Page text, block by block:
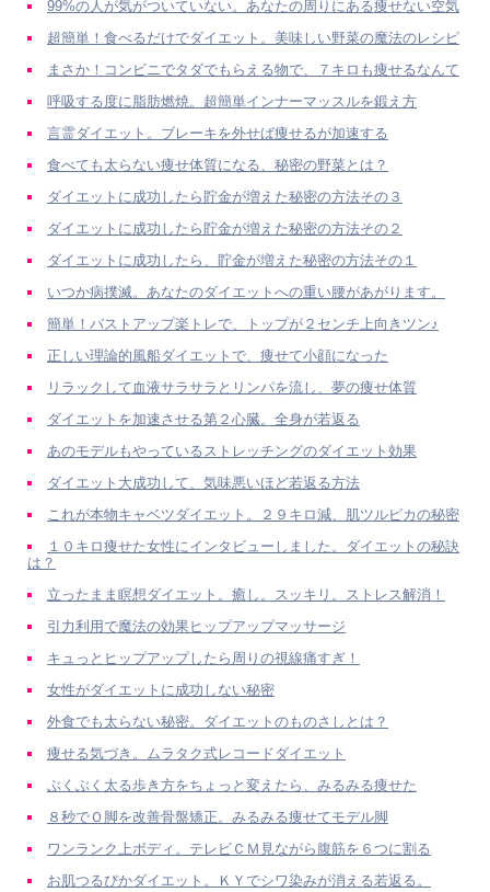
99%の人が気がついていない。あなたの周りにある痩せない空気
超簡単！食べるだけでダイエット。美味しい野菜の魔法のレシピ
まさか！コンビニでタダでもらえる物で、７キロも痩せるなんて
呼吸する度に脂肪燃焼。超簡単インナーマッスルを鍛え方
言霊ダイエット。ブレーキを外せば痩せるが加速する
食べても太らない痩せ体質になる、秘密の野菜とは？
ダイエットに成功したら貯金が増えた秘密の方法その３
ダイエットに成功したら貯金が増えた秘密の方法その２
ダイエットに成功したら、貯金が増えた秘密の方法その１
いつか病撲滅。あなたのダイエットへの重い腰があがります。
簡単！バストアップ楽トレで、トップが２センチ上向きツン♪
正しい理論的風船ダイエットで、痩せて小顔になった
リラックして血液サラサラとリンパを流し、夢の痩せ体質
ダイエットを加速させる第２心臓。全身が若返る
あのモデルもやっているストレッチングのダイエット効果
ダイエット大成功して、気味悪いほど若返る方法
これが本物キャベツダイエット。２９キロ減、肌ツルピカの秘密
１０キロ痩せた女性にインタビューしました。ダイエットの秘訣
は？
立ったまま瞑想ダイエット。癒し。スッキリ。ストレス解消！
引力利用で魔法の効果ヒップアップマッサージ
キュっとヒップアップしたら周りの視線痛すぎ！
女性がダイエットに成功しない秘密
外食でも太らない秘密。ダイエットのものさしとは？
痩せる気づき。ムラタク式レコードダイエット
ぶくぶく太る歩き方をちょっと変えたら、みるみる痩せた
８秒でＯ脚を改善骨盤矯正。みるみる痩せてモデル脚
ワンランク上ボディ。テレビＣＭ見ながら腹筋を６つに割る
お肌つるぴかダイエット。ＫＹでシワ染みが消える若返る。